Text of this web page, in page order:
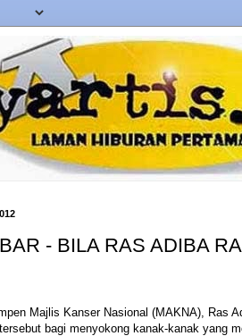
- BILA RAS ADIBA
Majlis Kanser Nasional (MAKNA), Ras
bagi menyokong kanak-kanak yang